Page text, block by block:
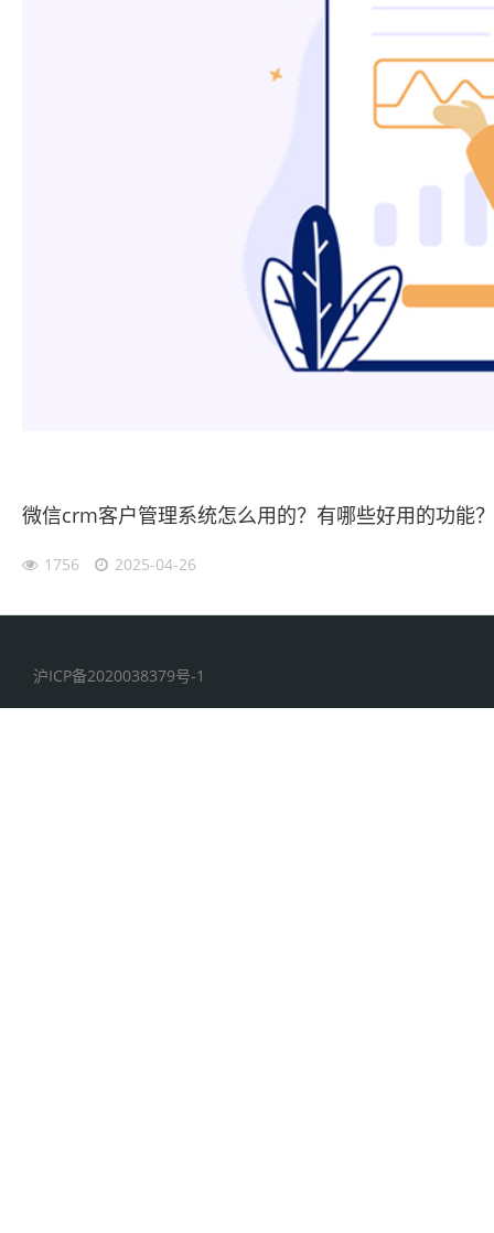
微信crm客户管理系统怎么用的？有哪些好用的功能？
1756 2025-04-26
沪ICP备2020038379号-1